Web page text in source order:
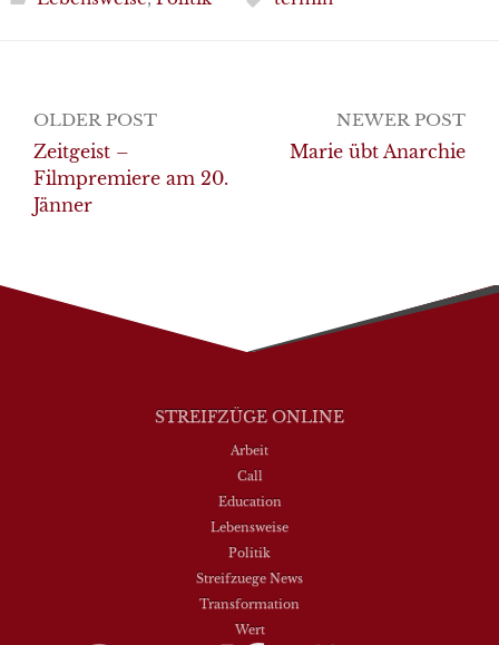
Post
navigation
OLDER POST
Zeitgeist –
Filmpremiere am 20.
Jänner
NEWER POST
Marie übt Anarchie
STREIFZÜGE ONLINE
Arbeit
Call
Education
Lebensweise
Politik
Streifzuege News
Transformation
Wert